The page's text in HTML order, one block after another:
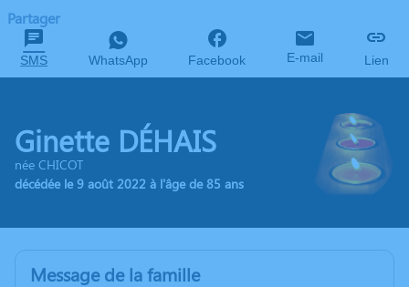
Partager
SMS WhatsApp Facebook E-mail Lien
Ginette DÉHAIS
née CHICOT
décédée le 9 août 2022 à l'âge de 85 ans
Message de la famille